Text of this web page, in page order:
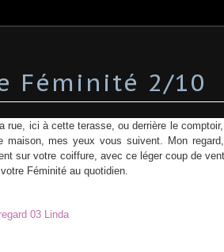
Féminité 2/10
rue, ici à cette terasse, ou derrière le
maison, mes yeux vous suivent. Mon
sur votre coiffure, avec ce léger coup de
Féminité au quotidien.